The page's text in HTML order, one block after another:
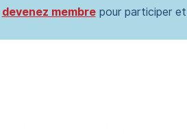
devenez membrepour participer